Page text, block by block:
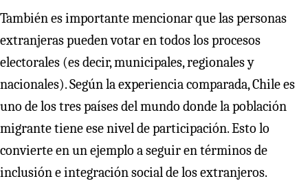
También es importante mencionar que las personas
extranjeras pueden votar en todos los procesos
electorales (es decir, municipales, regionales y
nacionales). Según la experiencia comparada, Chile es
uno de los tres países del mundo donde la población
migrante tiene ese nivel de participación. Esto lo
convierte en un ejemplo a seguir en términos de
inclusión e integración social de los extranjeros.